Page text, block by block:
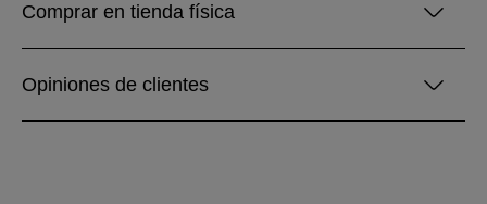
Comprar en tienda física
Opiniones de clientes